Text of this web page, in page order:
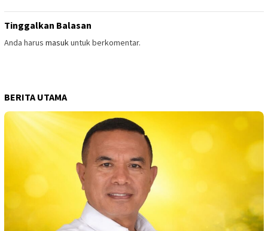
Tinggalkan Balasan
Anda harus masukuntuk berkomentar.
BERITA UTAMA